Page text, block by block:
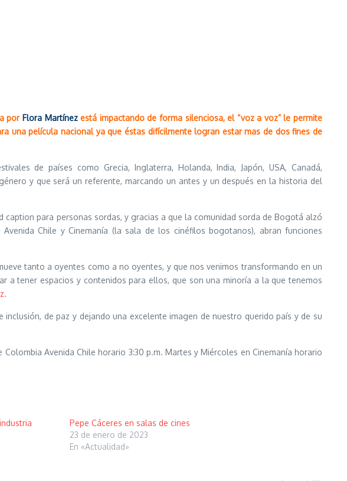
por Flora Martínezestá impactando de forma silenciosa, el “voz a voz” le permite
una película nacional ya que éstas difícilmente logran estar mas de dos fines de
de países como Grecia, Inglaterra, Holanda, India, Japón, USA, Canadá,
y que será un referente, marcando un antes y un después en la historia del
para personas sordas, y gracias a que la comunidad sorda de Bogotá alzó
Chile y Cinemanía (la sala de los cinéfilos bogotanos), abran funciones
tanto a oyentes como a no oyentes, y que nos venimos transformando en un
a tener espacios y contenidos para ellos, que son una minoría a la que tenemos
de paz y dejando una excelente imagen de nuestro querido país y de su
Avenida Chile horario 3:30 p.m. Martes y Miércoles en Cinemanía horario
Pepe Cáceres en salas de cines
23 de enero de 2023
En «Actualidad»